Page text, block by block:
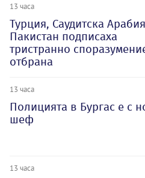
13 часа
Турция, Саудитска
Пакистан подписаха
тристранно
отбрана
13 часа
Полицията в Бургас е с
шеф
13 часа